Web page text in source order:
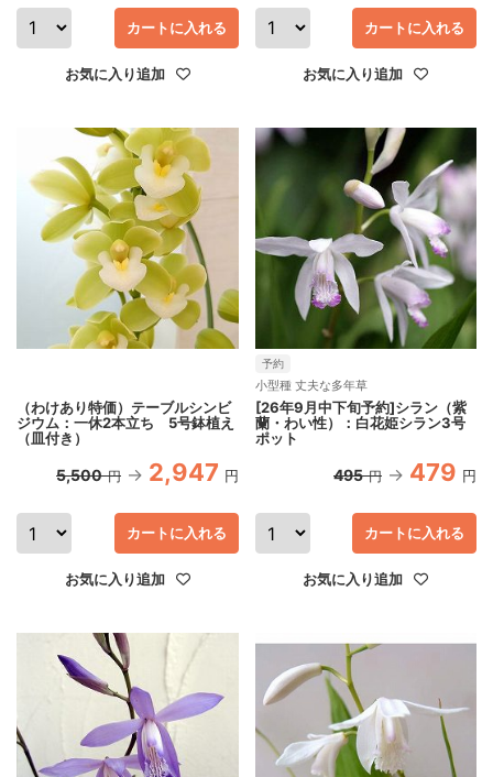
お気に入り追加
カートに入れる
お気に入り追加
カートに入れる
（わけあり特価）テーブルシンビ
ジウム：一休2本立ち 5号鉢植え
（皿付き）
5,500 円 2,947 円
お気に入り追加
カートに入れる
予約
小型種 丈夫な多年草
[26年9月中下旬予約]シラン（紫
蘭・わい性）：白花姫シラン3号
ポット
495 円 479 円
お気に入り追加
カートに入れる